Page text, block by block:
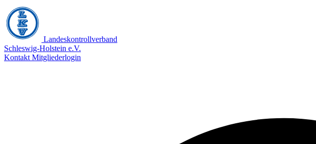
Landeskontrollverband
Schleswig-Holstein e.V.
Kontakt Mitgliederlogin